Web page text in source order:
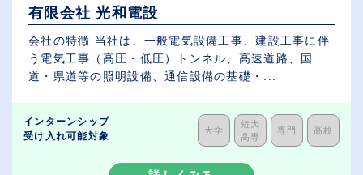
有限会社 光和電設
会社の特徴 当社は、一般電気設備工事、建設工事に伴
う電気工事（高圧・低圧）トンネル、高速道路、国
道・県道等の照明設備、通信設備の基礎・...
インターンシップ
受け入れ可能対象
大学
短大
高専
専門 高校